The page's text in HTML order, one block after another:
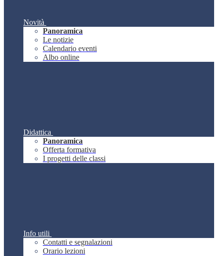
Novità
Panoramica
Le notizie
Calendario eventi
Albo online
Didattica
Panoramica
Offerta formativa
I progetti delle classi
Info utili
Contatti e segnalazioni
Orario lezioni